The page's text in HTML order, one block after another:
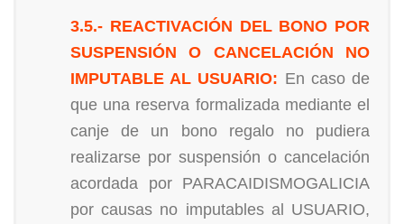
3.5.- REACTIVACIÓN DEL BONO POR
SUSPENSIÓN O CANCELACIÓN NO
IMPUTABLE AL USUARIO: En caso de
que una reserva formalizada mediante el
canje de un bono regalo no pudiera
realizarse por suspensión o cancelación
acordada por PARACAIDISMOGALICIA
por causas no imputables al USUARIO,